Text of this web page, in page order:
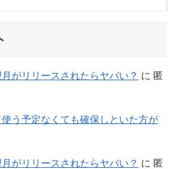
月がリリースされたらヤバい？ に 匿
使う予定なくても確保しといた方が
月がリリースされたらヤバい？ に 匿